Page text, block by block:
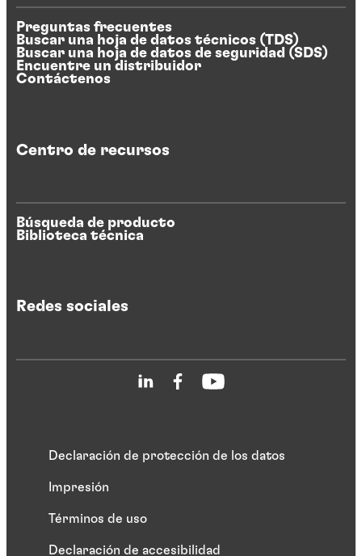
Preguntas frecuentes
Buscar una hoja de datos técnicos (TDS)
Buscar una hoja de datos de seguridad (SDS)
Encuentre un distribuidor
Contáctenos
Centro de recursos
Búsqueda de producto
Biblioteca técnica
Redes sociales
Declaración de protección de los datos
Impresión
Términos de uso
Declaración de accesibilidad